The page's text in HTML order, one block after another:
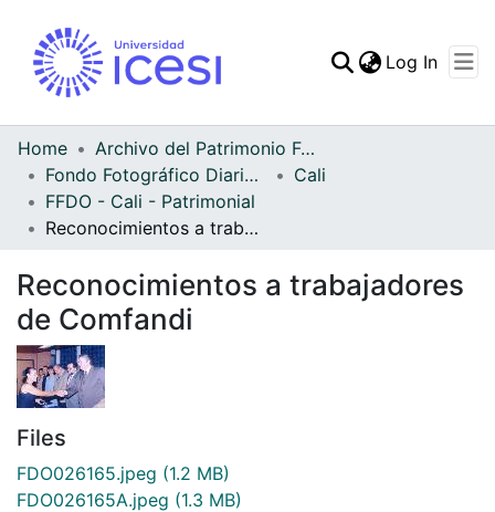
Statistics
Log In
Home
Archivo del Patrimonio Fotográfico y Fílmico del Valle del Cauca
Fondo Fotográfico Diario Occidente
Cali
FFDO - Cali - Patrimonial
Reconocimientos a trabajadores de Comfandi
Reconocimientos a trabajadores
de Comfandi
Files
FDO026165.jpeg (1.2 MB)
FDO026165A.jpeg (1.3 MB)